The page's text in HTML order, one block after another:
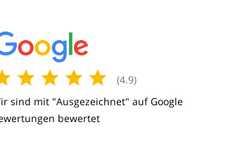
(4.9)
sind mit "Ausgezeichnet" auf Google
bewertet